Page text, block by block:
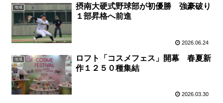
地域
摂南大硬式野球部が初優勝 強豪破り
１部昇格へ前進
2026.06.24
地域
ロフト「コスメフェス」開幕 春夏新
作１２５０種集結
2026.03.30